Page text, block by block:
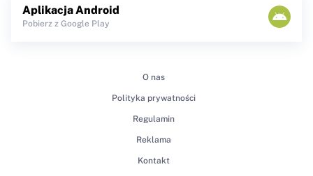
Aplikacja Android
Pobierz z Google Play
O nas
Polityka prywatności
Regulamin
Reklama
Kontakt